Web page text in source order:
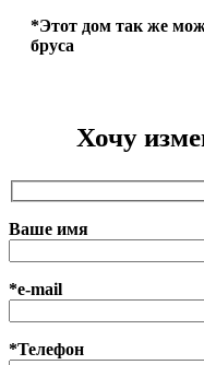
*Этот дом так же
бруса
Хочу
Ваше имя
*e-mail
*Телефон